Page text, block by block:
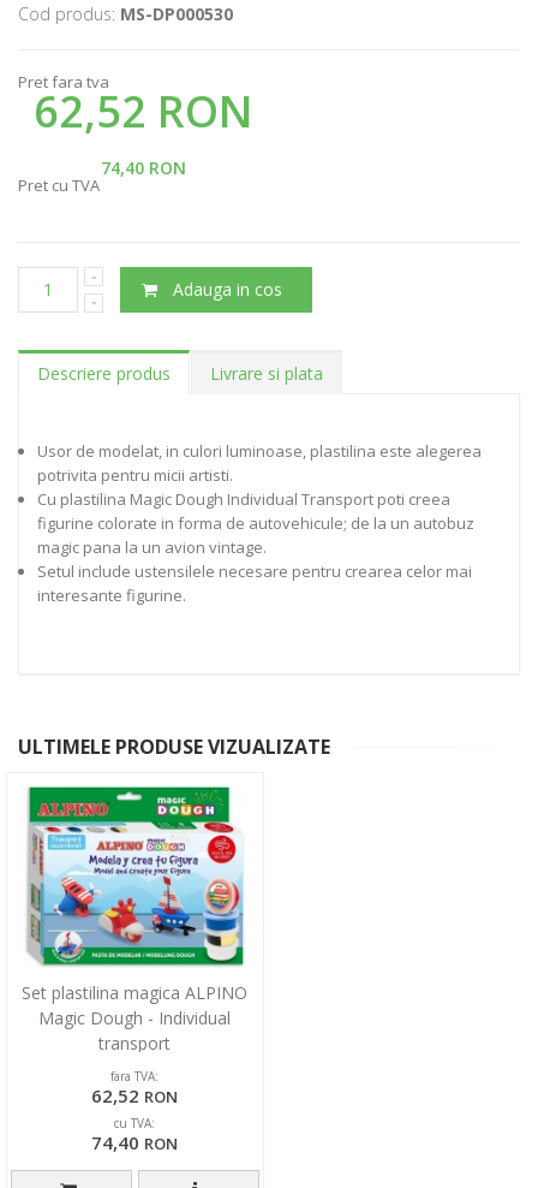
Cod produs: MS-DP000530
Pret fara tva
62,52 RON
74,40 RON
Pret cu TVA
Adauga in cos
Descriere produs Livrare si plata
Usor de modelat, in culori luminoase, plastilina este alegerea
potrivita pentru micii artisti.
Cu plastilina Magic Dough Individual Transport poti creea
figurine colorate in forma de autovehicule; de la un autobuz
magic pana la un avion vintage.
Setul include ustensilele necesare pentru crearea celor mai
interesante figurine.
ULTIMELE PRODUSE VIZUALIZATE
Set plastilina magica ALPINO
Magic Dough - Individual
transport
fara TVA:
62,52 RON
cu TVA:
74,40 RON